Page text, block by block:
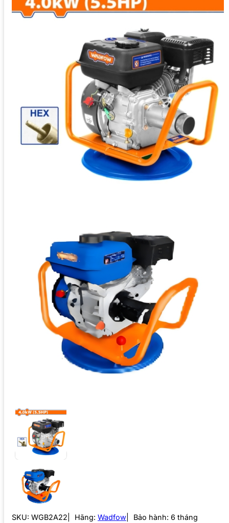
SKU: WGB2A22 Hãng: Wadfow Bảo hành: 6 tháng